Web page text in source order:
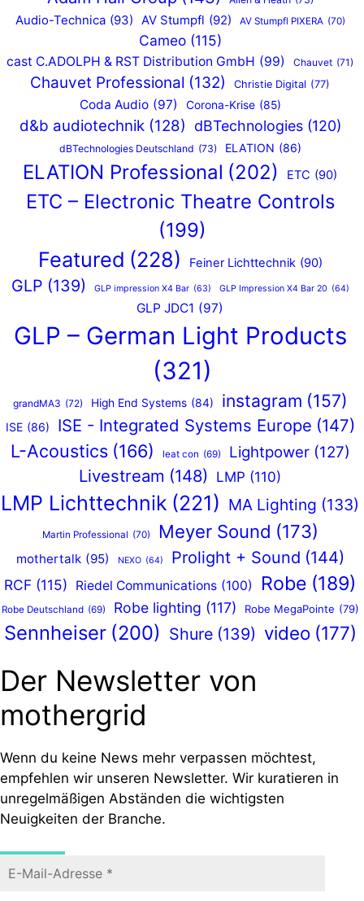
Audio-Technica (93) AV Stumpfl (92) AV Stumpfl PIXERA (70)
Cameo (115)
cast C.ADOLPH & RST Distribution GmbH (99) Chauvet (71)
Chauvet Professional (132) Christie Digital (77)
Coda Audio (97) Corona-Krise (85)
d&b audiotechnik (128) dBTechnologies (120)
dBTechnologies Deutschland (73) ELATION (86)
ELATION Professional (202) ETC (90)
ETC – Electronic Theatre Controls
(199)
Featured (228) Feiner Lichttechnik (90)
GLP (139) GLP impression X4 Bar (63) GLP Impression X4 Bar 20 (64)
GLP JDC1 (97)
GLP – German Light Products
(321)
grandMA3 (72) High End Systems (84) instagram (157)
ISE (86) ISE - Integrated Systems Europe (147)
L-Acoustics (166) leat con (69) Lightpower (127)
Livestream (148) LMP (110)
LMP Lichttechnik (221) MA Lighting (133)
Martin Professional (70) Meyer Sound (173)
mothertalk (95) NEXO (64) Prolight + Sound (144)
RCF (115) Riedel Communications (100) Robe (189)
Robe Deutschland (69) Robe lighting (117) Robe MegaPointe (79)
Sennheiser (200) Shure (139) video (177)
Der Newsletter von
mothergrid
Wenn du keine News mehr verpassen möchtest,
empfehlen wir unseren Newsletter. Wir kuratieren in
unregelmäßigen Abständen die wichtigsten
Neuigkeiten der Branche.